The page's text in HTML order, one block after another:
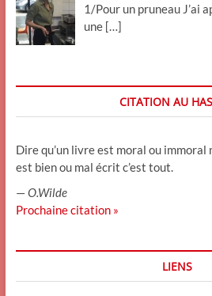
1/Pour un pruneau J’ai
une […]
CITATION AU
Dire qu’un livre est moral ou immoral
est bien ou mal écrit c’est tout.
—O.Wilde
Prochaine citation »
LIENS